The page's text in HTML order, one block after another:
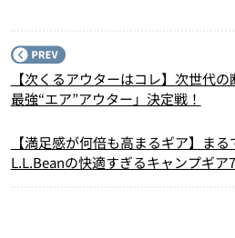
【次くるアウターはコレ】次世代
最強“エア”アウター」決定戦！
【満足感が何倍も高まるギア】ま
L.L.Beanの快適すぎるキャンプギア